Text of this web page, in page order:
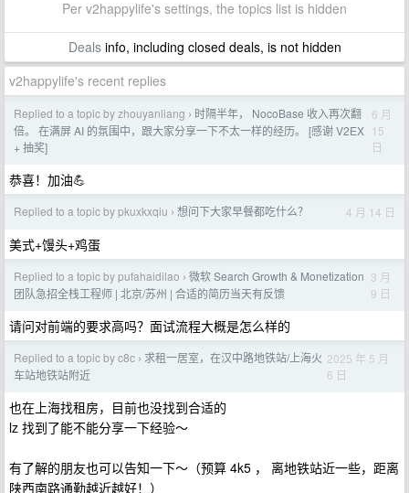
Per v2happylife's settings, the topics list is hidden
Dealsinfo, including closed deals, is not hidden
v2happylife's recent replies
Replied to a topic by zhouyanliang › 时隔半年， NocoBase 收入再次翻
倍。 在满屏 AI 的氛围中，跟大家分享一下不太一样的经历。 [感谢 V2EX
+ 抽奖]
6 月
15
日
恭喜！加油💪
Replied to a topic by pkuxkxqiu › 想问下大家早餐都吃什么？ 4 月 14 日
美式+馒头+鸡蛋
Replied to a topic by pufahaidilao › 微软 Search Growth & Monetization
团队急招全栈工程师 | 北京/苏州 | 合适的简历当天有反馈
3 月
9 日
请问对前端的要求高吗？面试流程大概是怎么样的
Replied to a topic by c8c › 求租一居室，在汉中路地铁站/上海火
车站地铁站附近
2025 年 5 月
6 日
也在上海找租房，目前也没找到合适的
lz 找到了能不能分享一下经验～
有了解的朋友也可以告知一下～（预算 4k5 ， 离地铁站近一些，距离
陕西南路通勤越近越好！）